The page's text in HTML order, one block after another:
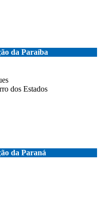
da Paraíba
dos Estados
da Paraná